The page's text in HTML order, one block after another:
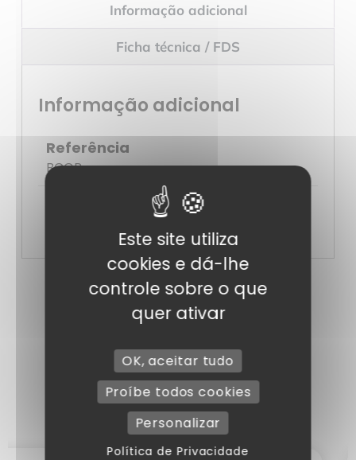
Informação adicional
Ficha técnica / FDS
Informação adicional
Referência
BCOR
Artigos adicionais
Este site utiliza
cookies e dá-lhe
controle sobre o que
quer ativar
OK, aceitar tudo
Proíbe todos cookies
Personalizar
Política de Privacidade